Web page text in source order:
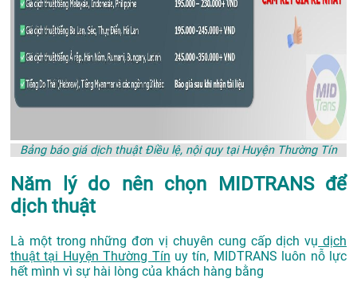
Bảng báo giá dịch thuật Điều lệ, nội quy tại Huyện Thường Tín
Năm lý do nên chọn MIDTRANS để
dịch thuật
Là một trong những đơn vị chuyên cung cấp dịch vụ dịch
thuật tại Huyện Thường Tín uy tín, MIDTRANS luôn nỗ lực
hết mình vì sự hài lòng của khách hàng bằng